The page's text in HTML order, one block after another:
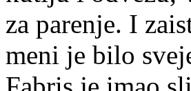
za parenje. I
meni je bilo